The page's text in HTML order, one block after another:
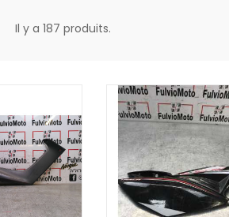
Il y a 187 produits.